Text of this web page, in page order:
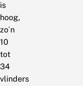
is
hoog,
zo´n
10
tot
34
vlinders